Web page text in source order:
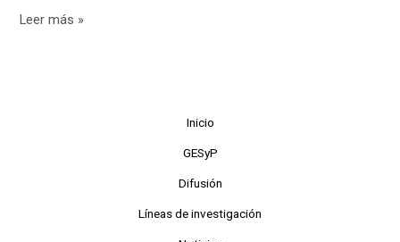
Leer más »
Inicio
GESyP
Difusión
Líneas de investigación